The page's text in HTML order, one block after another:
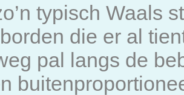
typisch Waals
die er al
pal langs de